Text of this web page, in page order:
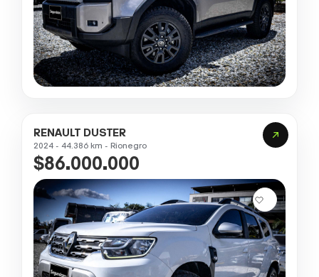
RENAULT DUSTER
2024 - 44.386 km - Rionegro
$86.000.000